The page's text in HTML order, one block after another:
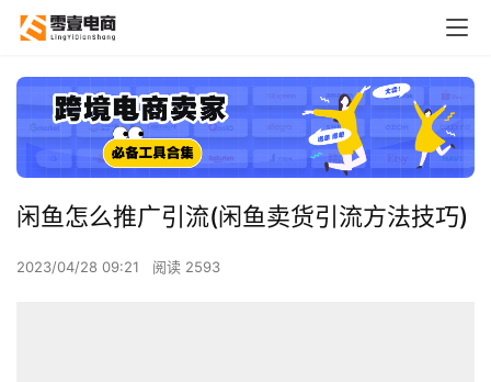
闲鱼怎么推广引流(闲鱼卖货引流方法技巧)
2023/04/28 09:21 阅读 2593